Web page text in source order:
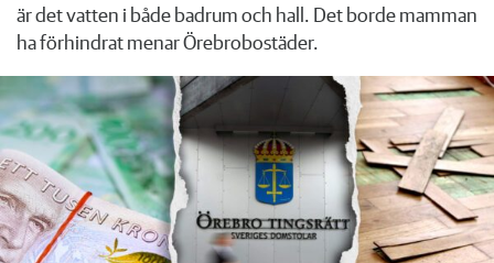
är det vatten i både badrum och hall. Det borde mamman
ha förhindrat menar Örebrobostäder.